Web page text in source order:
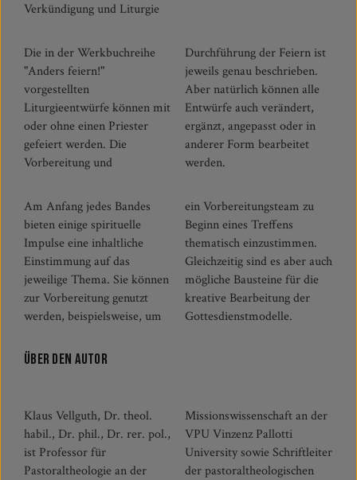
Verkündigung und Liturgie
Die in der Werkbuchreihe
"Anders feiern!"
vorgestellten
Liturgieentwürfe können mit
oder ohne einen Priester
gefeiert werden. Die
Vorbereitung und
Durchführung der Feiern ist
jeweils genau beschrieben.
Aber natürlich können alle
Entwürfe auch verändert,
ergänzt, angepasst oder in
anderer Form bearbeitet
werden.
Am Anfang jedes Bandes
bieten einige spirituelle
Impulse eine inhaltliche
Einstimmung auf das
jeweilige Thema. Sie können
zur Vorbereitung genutzt
werden, beispielsweise, um
ein Vorbereitungsteam zu
Beginn eines Treffens
thematisch einzustimmen.
Gleichzeitig sind es aber auch
mögliche Bausteine für die
kreative Bearbeitung der
Gottesdienstmodelle.
Über den Autor
Klaus Vellguth, Dr. theol.
habil., Dr. phil., Dr. rer. pol.,
ist Professor für
Pastoraltheologie an der
Missionswissenschaft an der
VPU Vinzenz Pallotti
University sowie Schriftleiter
der pastoraltheologischen